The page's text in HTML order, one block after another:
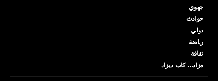
جهوي
حوادث
دولي
رياضة
ثقافة
مزاد… كاب ديزاد